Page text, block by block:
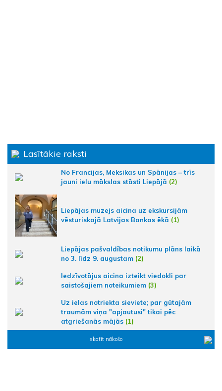
Lasītākie raksti
No Francijas, Meksikas un Spānijas – trīs
jauni ielu mākslas stāsti Liepājā (2)
Liepājas muzejs aicina uz ekskursijām
vēsturiskajā Latvijas Bankas ēkā (1)
Liepājas pašvaldības notikumu plāns laikā
no 3. līdz 9. augustam (2)
Iedzīvotājus aicina izteikt viedokli par
saistošajiem noteikumiem (3)
Uz ielas notriekta sieviete; par gūtajām
traumām viņa "apjautusi" tikai pēc
atgriešanās mājās (1)
skatīt nākošo